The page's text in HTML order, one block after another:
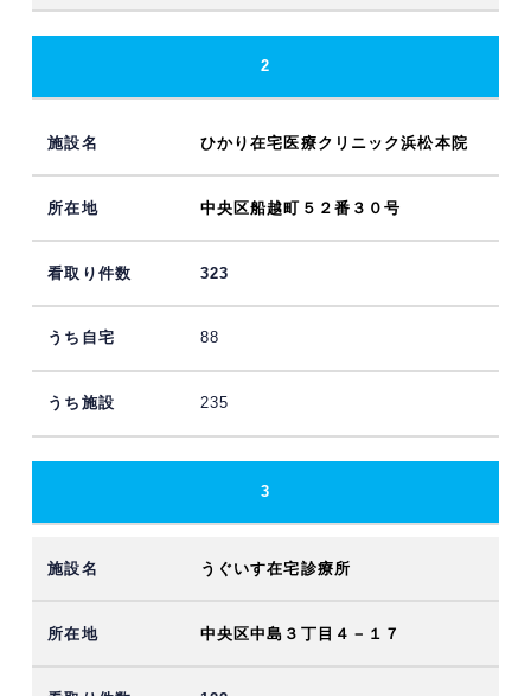
2
ひかり在宅医療クリニック浜松本院
中央区船越町５２番３０号
323
88
235
3
うぐいす在宅診療所
中央区中島３丁目４－１７